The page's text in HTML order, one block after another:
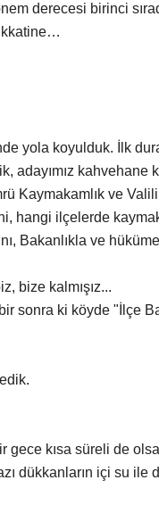
derecesi birinci
yola koyulduk. İlk
adayımız kahvehane
Kaymakamlık ve
hangi ilçelerde
Bakanlıkla ve
bize kalmışız...
sonra ki köyde "İlçe
gece kısa süreli de
dükkanların içi su ile